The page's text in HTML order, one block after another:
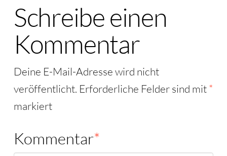
Schreibe einen
Kommentar
Deine E-Mail-Adresse wird nicht
veröffentlicht. Erforderliche Felder sind mit*
markiert
Kommentar*